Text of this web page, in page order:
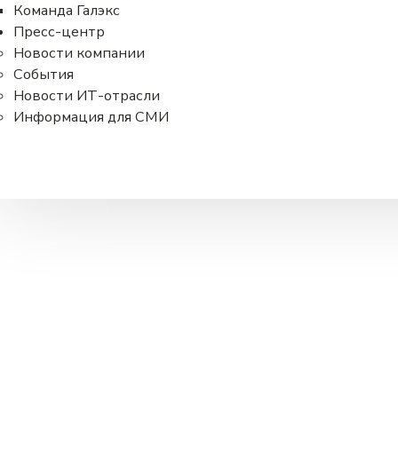
Команда Галэкс
Пресс-центр
Новости компании
События
Новости ИТ-отрасли
Информация для СМИ